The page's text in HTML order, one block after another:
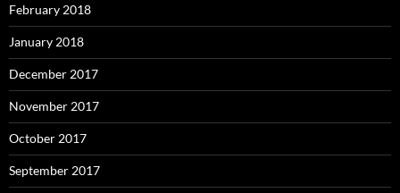
February 2018
January 2018
December 2017
November 2017
October 2017
September 2017